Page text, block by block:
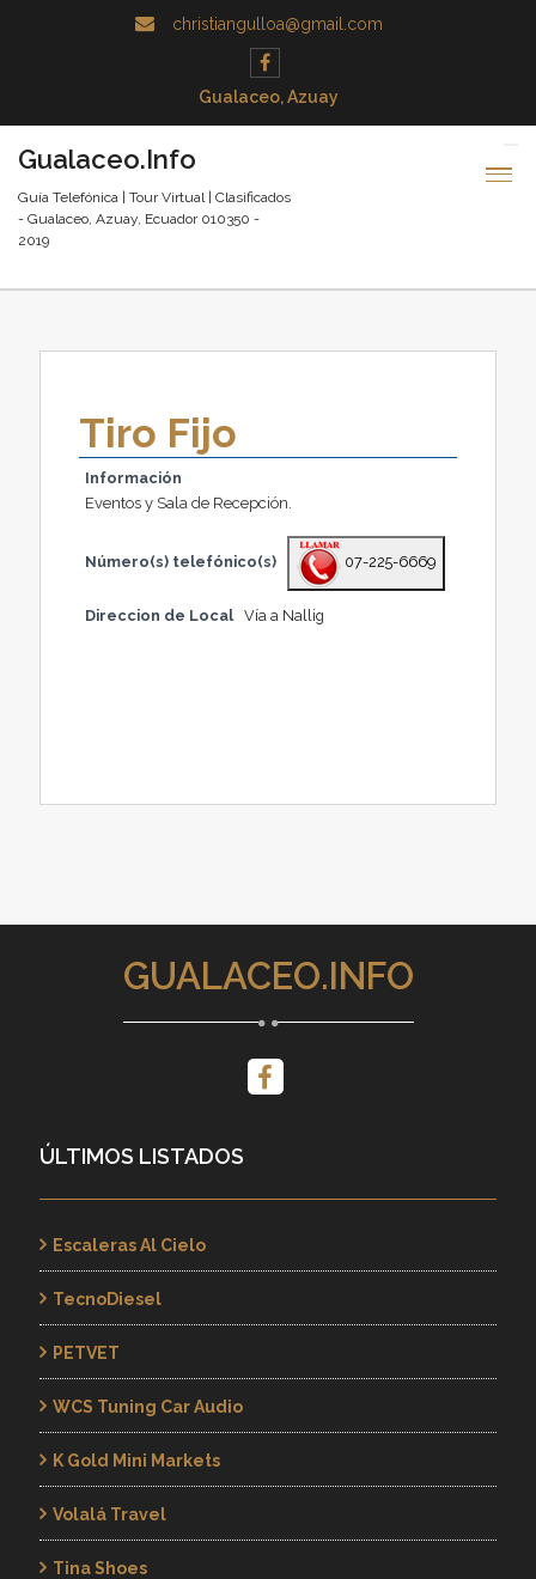
christiangulloa@gmail.com
Gualaceo, Azuay
Gualaceo.Info
Guía Telefónica | Tour Virtual | Clasificados
- Gualaceo, Azuay, Ecuador 010350 -
2019
Tiro Fijo
Información
Eventos y Sala de Recepción.
Número(s) telefónico(s) 07-225-6669
Direccion de Local Vía a Nallig
GUALACEO.INFO
ÚLTIMOS LISTADOS
Escaleras Al Cielo
TecnoDiesel
PETVET
WCS Tuning Car Audio
K Gold Mini Markets
Volalá Travel
Tina Shoes